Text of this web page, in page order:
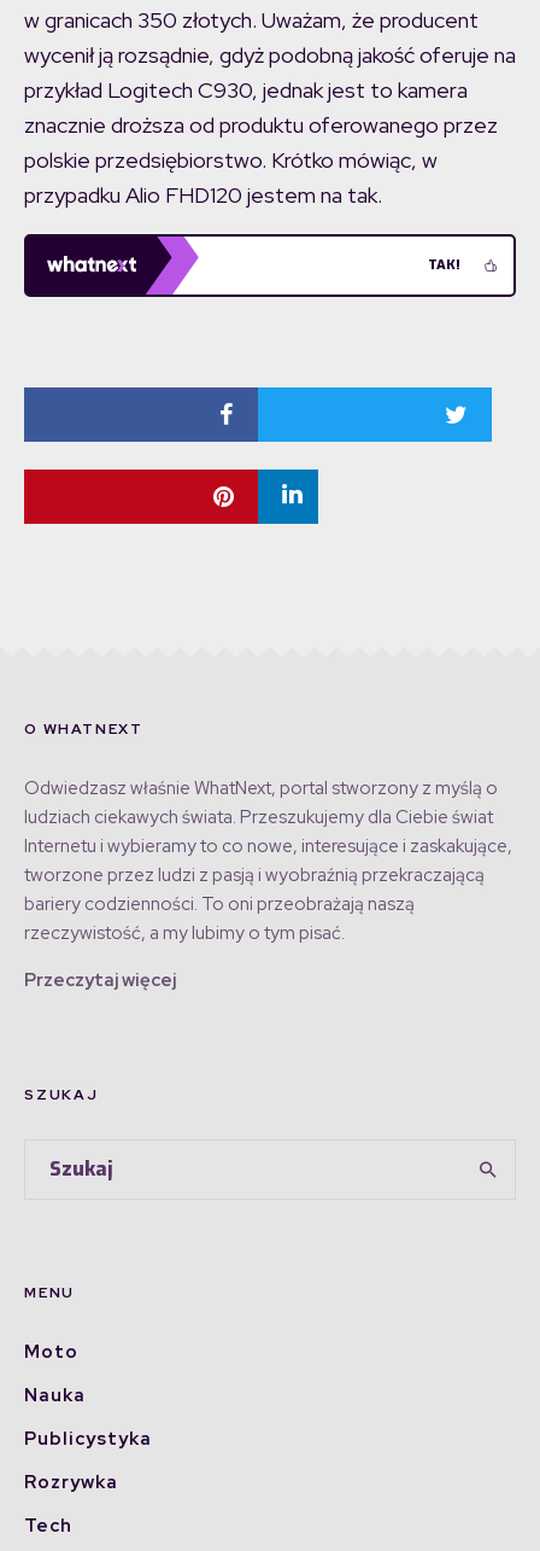
w granicach 350 złotych. Uważam, że producent
wycenił ją rozsądnie, gdyż podobną jakość oferuje na
przykład Logitech C930, jednak jest to kamera
znacznie droższa od produktu oferowanego przez
polskie przedsiębiorstwo. Krótko mówiąc, w
przypadku Alio FHD120 jestem na tak.
TAK!
O WHATNEXT
Odwiedzasz właśnie WhatNext, portal stworzony z myślą o
ludziach ciekawych świata. Przeszukujemy dla Ciebie świat
Internetu i wybieramy to co nowe, interesujące i zaskakujące,
tworzone przez ludzi z pasją i wyobraźnią przekraczającą
bariery codzienności. To oni przeobrażają naszą
rzeczywistość, a my lubimy o tym pisać.
Przeczytaj więcej
SZUKAJ
MENU
Moto
Nauka
Publicystyka
Rozrywka
Tech